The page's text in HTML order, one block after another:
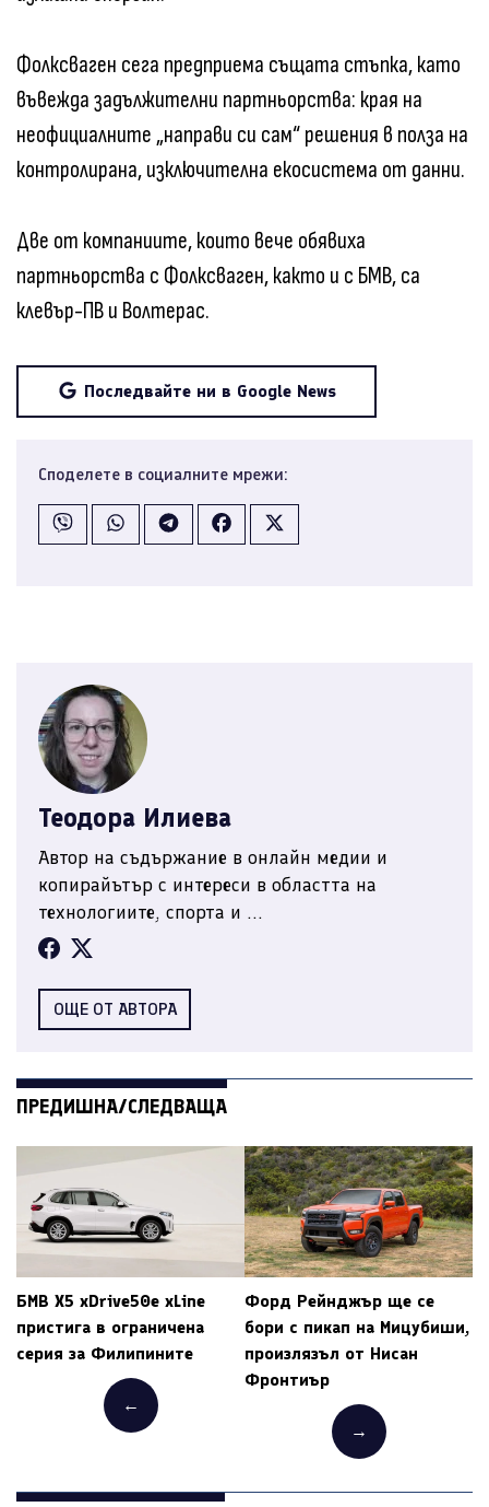
Фолксваген сега предприема същата стъпка, като
въвежда задължителни партньорства: края на
неофициалните „направи си сам“ решения в полза на
контролирана, изключителна екосистема от данни.
Две от компаниите, които вече обявиха
партньорства с Фолксваген, както и с БМВ, са
клевър-ПВ и Волтерас.
Последвайте ни в Google News
Споделете в социалните мрежи:
Теодора Илиева
Автор на съдържание в онлайн медии и
копирайътър с интереси в областта на
технологиите, спорта и ...
ОЩЕ ОТ АВТОРА
ПРЕДИШНА/СЛЕДВАЩА
БМВ X5 xDrive50e xLine
пристига в ограничена
серия за Филипините
←
Форд Рейнджър ще се
бори с пикап на Мицубиши,
произлязъл от Нисан
Фронтиър
→